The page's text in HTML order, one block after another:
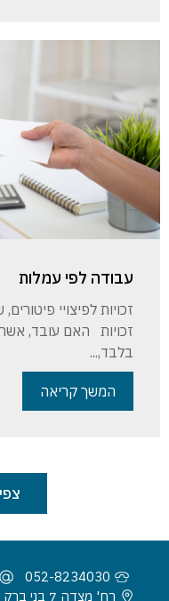
עבודה לפי עמלות
זכויות לפיצויי
זכויות האם עובד,
בלבד,...
המשך קריאה
052-8234030
רח' מצדה 7 בני ברק 5126112, בניין ב.ס.ר 4 קומה 15